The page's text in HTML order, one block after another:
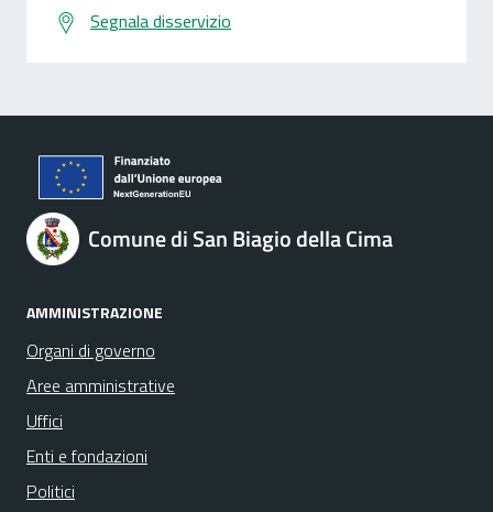
Segnala disservizio
Comune di San Biagio della Cima
AMMINISTRAZIONE
Organi di governo
Aree amministrative
Uffici
Enti e fondazioni
Politici